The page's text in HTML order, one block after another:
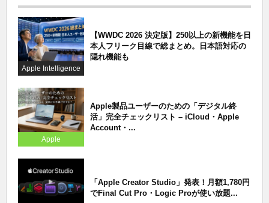
Apple Intelligence
【WWDC 2026 決定版】250以上の新機能を日
本人フリーク目線で総まとめ。日本語対応の
隠れ機能も
Apple
Apple製品ユーザーのための「デジタル終
活」完全チェックリスト – iCloud・Apple
Account・...
「Apple Creator Studio」発表！月額1,780円
でFinal Cut Pro・Logic Proが使い放題...